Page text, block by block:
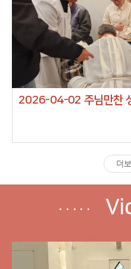
2026-04-02 주님만찬
더